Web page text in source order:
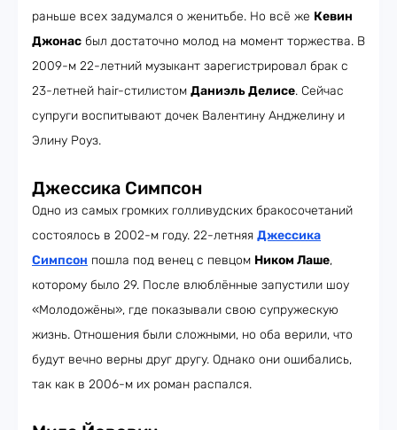
раньше всех задумался о женитьбе. Но всё же Кевин
Джонас был достаточно молод на момент торжества. В
2009-м 22-летний музыкант зарегистрировал брак с
23-летней hair-стилистом Даниэль Делисе. Сейчас
супруги воспитывают дочек Валентину Анджелину и
Элину Роуз.
Джессика Симпсон
Одно из самых громких голливудских бракосочетаний
состоялось в 2002-м году. 22-летняя Джессика
Симпсон пошла под венец с певцом Ником Лаше,
которому было 29. После влюблённые запустили шоу
«Молодожёны», где показывали свою супружескую
жизнь. Отношения были сложными, но оба верили, что
будут вечно верны друг другу. Однако они ошибались,
так как в 2006-м их роман распался.